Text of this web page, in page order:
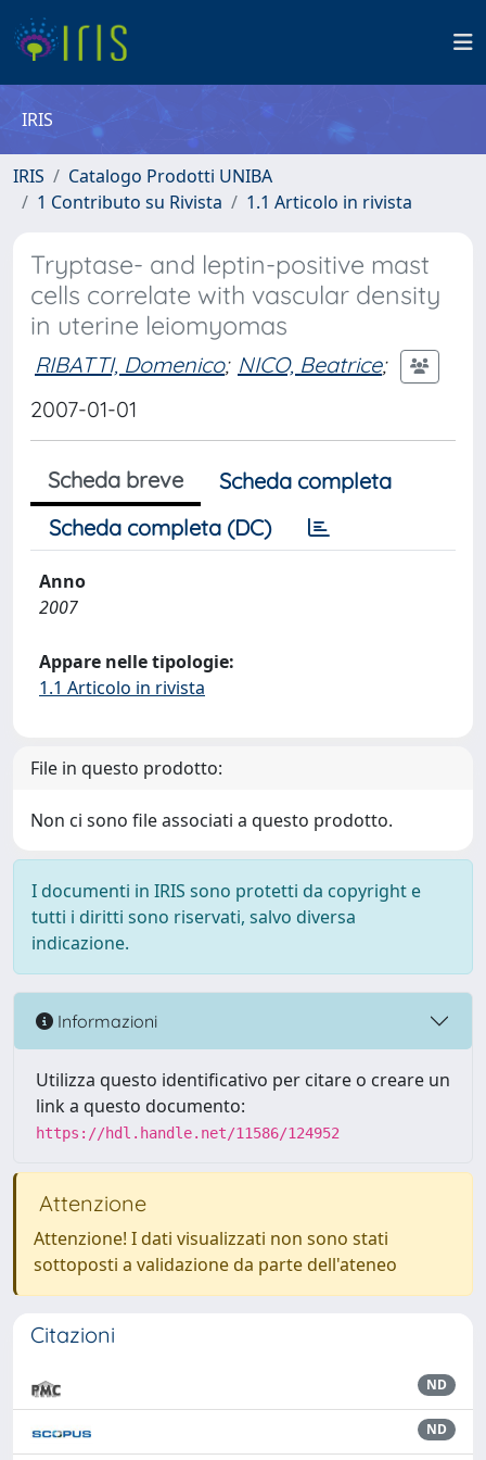
IRIS
IRIS
Catalogo Prodotti UNIBA
1 Contributo su Rivista
1.1 Articolo in rivista
Tryptase- and leptin-positive mast
cells correlate with vascular density
in uterine leiomyomas
RIBATTI, Domenico; NICO, Beatrice;
2007-01-01
Scheda breve
Scheda completa
Scheda completa (DC)
Anno
2007
Appare nelle tipologie:
1.1 Articolo in rivista
File in questo prodotto:
Non ci sono file associati a questo prodotto.
I documenti in IRIS sono protetti da copyright e
tutti i diritti sono riservati, salvo diversa
indicazione.
Informazioni
Utilizza questo identificativo per citare o creare un
link a questo documento:
https://hdl.handle.net/11586/124952
Attenzione
Attenzione! I dati visualizzati non sono stati
sottoposti a validazione da parte dell'ateneo
Citazioni
ND
ND